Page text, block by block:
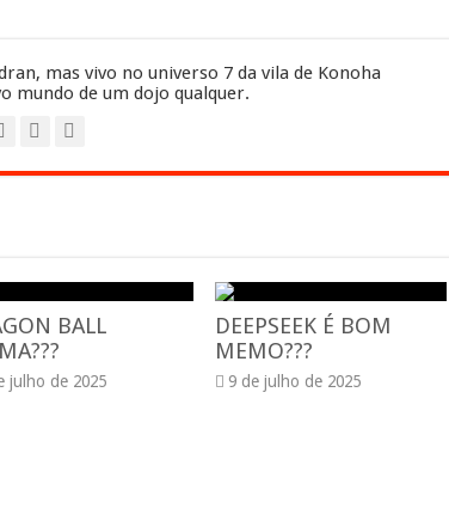
mas vivo no universo 7 da vila de Konoha
mundo de um dojo qualquer.
BALL
julho de 2025
DEEPSEEK É BOM
MEMO???
9 de julho de 2025